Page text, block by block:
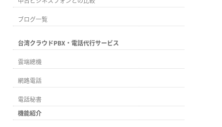
ブログ一覧
台湾クラウドPBX・電話代行サービス
雲端總機
網路電話
電話秘書
機能紹介